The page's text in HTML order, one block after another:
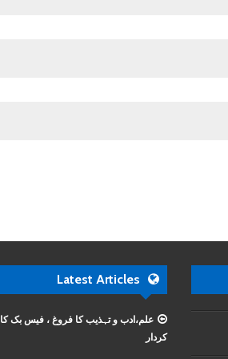
Latest Articles
علم،ادب و تہذیب کا فروغ ، فیس بک کا
کردار